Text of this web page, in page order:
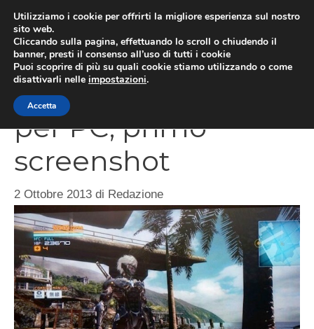
contenuto
Metal Gear Rising
per PC, primo
screenshot
2 Ottobre 2013 di Redazione
Utilizziamo i cookie per offrirti la migliore esperienza sul nostro
sito web.
Cliccando sulla pagina, effettuando lo scroll o chiudendo il
banner, presti il consenso all’uso di tutti i cookie
Puoi scoprire di più su quali cookie stiamo utilizzando o come
disattivarli nelle impostazioni.
Accetta